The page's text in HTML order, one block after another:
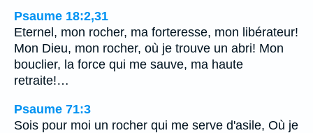
Psaume 18:2,31
Eternel, mon rocher, ma forteresse, mon libérateur!
Mon Dieu, mon rocher, où je trouve un abri! Mon
bouclier, la force qui me sauve, ma haute
retraite!…
Psaume 71:3
Sois pour moi un rocher qui me serve d'asile, Où je